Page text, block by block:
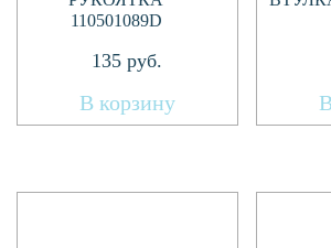
110501089D
135 руб.
В корзину